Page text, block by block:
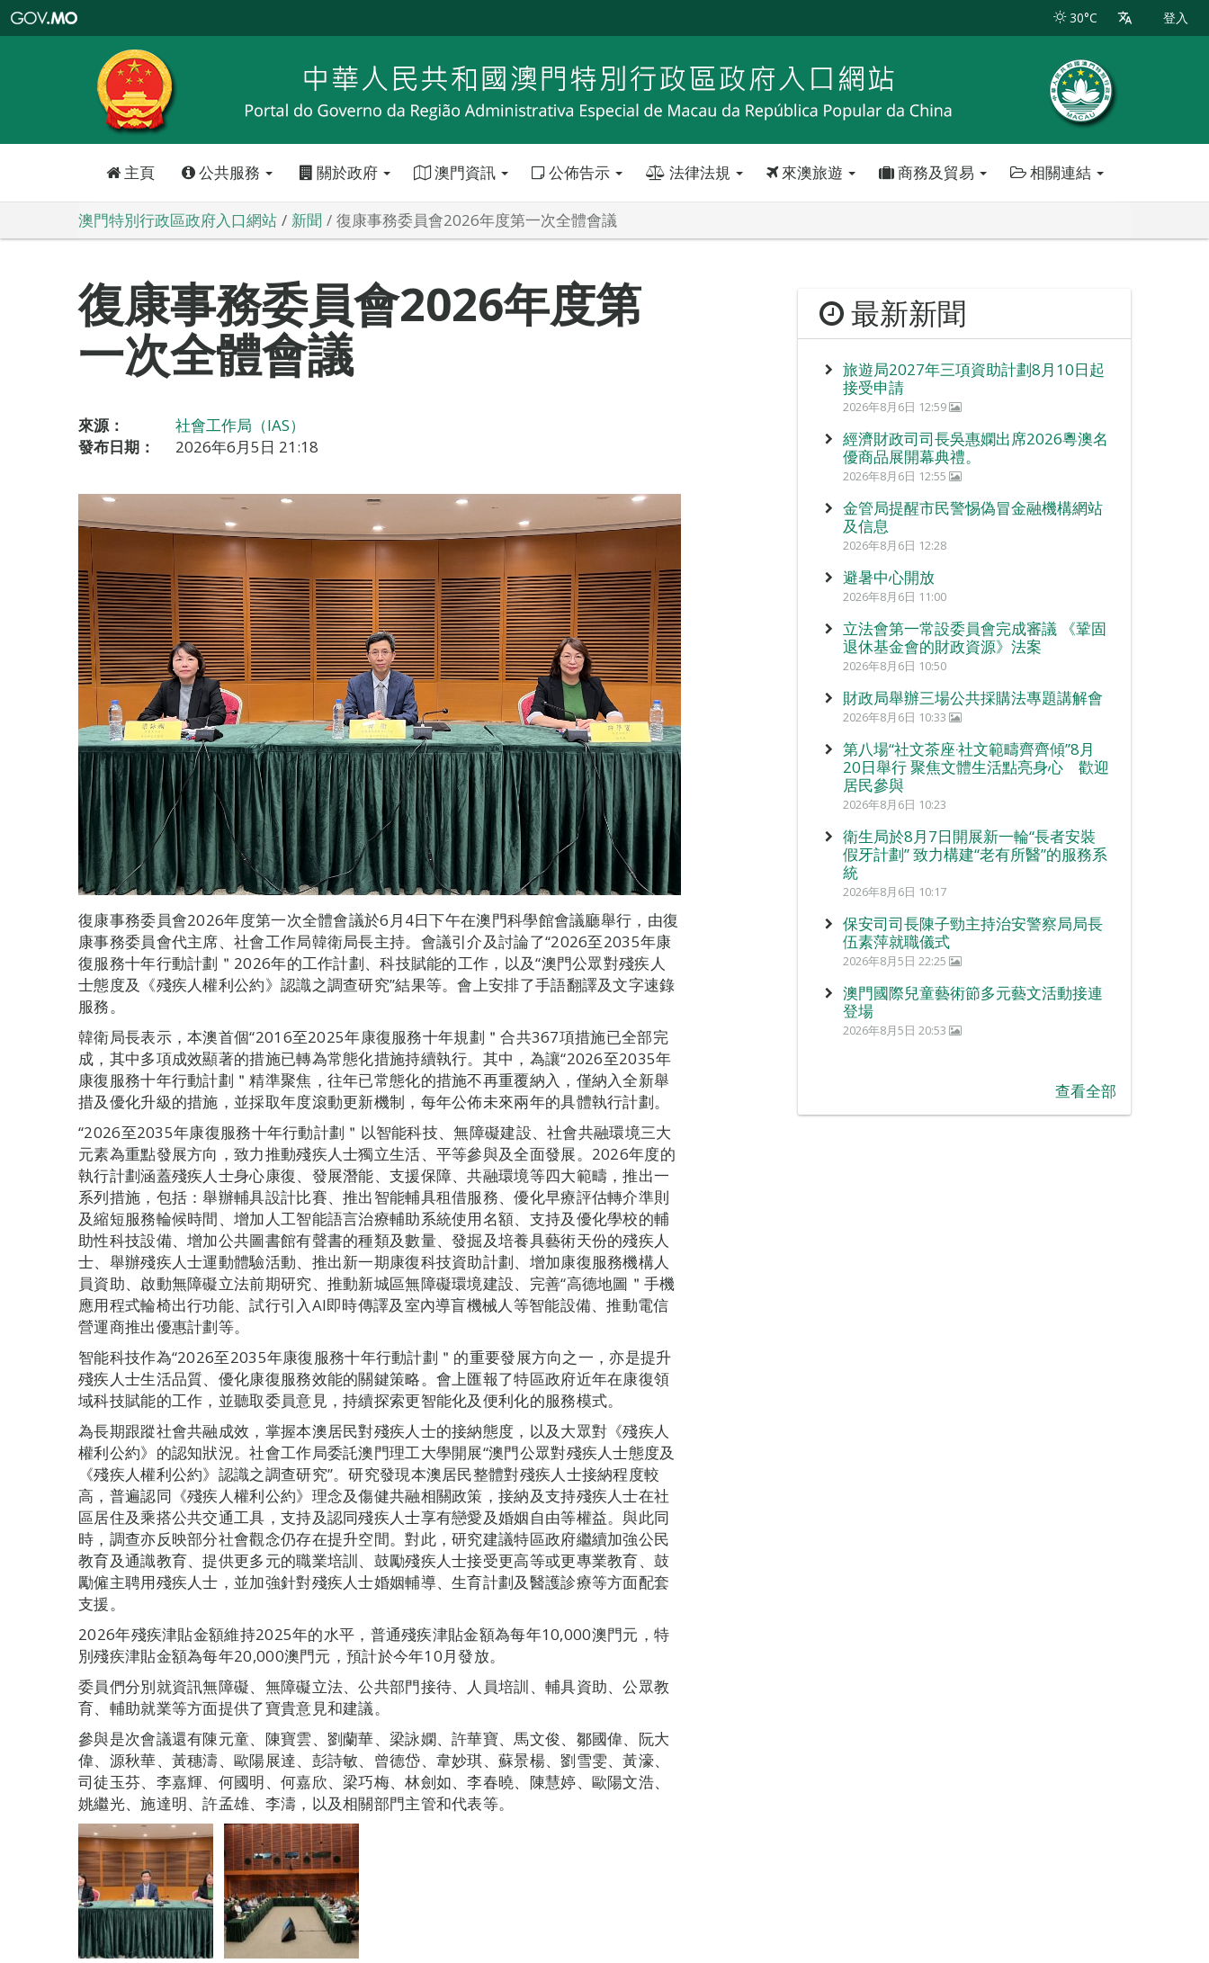
特
政
區
政
口
30°C 登入
主頁 公共服務 關於政府 澳門資訊 公佈告示 法律法規 來澳旅遊 商務及貿易 相關連結
澳門特別行政區政府入口網站 新聞 復康事務委員會2026年度第一次全體會議
復康事務委員會2026年度第
一次全體會議
來源：
社會工作局（IAS）
發布日期：
2026年6月5日 21:18
復康事務委員會2026年度第一次全體會議於6月4日下午在澳門科學館會議廳舉行，由復
康事務委員會代主席、社會工作局韓衛局長主持。會議引介及討論了“2026至2035年康
復服務十年行動計劃＂2026年的工作計劃、科技賦能的工作，以及“澳門公眾對殘疾人
士態度及《殘疾人權利公約》認識之調查研究”結果等。會上安排了手語翻譯及文字速錄
服務。
韓衛局長表示，本澳首個“2016至2025年康復服務十年規劃＂合共367項措施已全部完
成，其中多項成效顯著的措施已轉為常態化措施持續執行。其中，為讓“2026至2035年
康復服務十年行動計劃＂精準聚焦，往年已常態化的措施不再重覆納入，僅納入全新舉
措及優化升級的措施，並採取年度滾動更新機制，每年公佈未來兩年的具體執行計劃。
“2026至2035年康復服務十年行動計劃＂以智能科技、無障礙建設、社會共融環境三大
元素為重點發展方向，致力推動殘疾人士獨立生活、平等參與及全面發展。2026年度的
執行計劃涵蓋殘疾人士身心康復、發展潛能、支援保障、共融環境等四大範疇，推出一
系列措施，包括：舉辦輔具設計比賽、推出智能輔具租借服務、優化早療評估轉介準則
及縮短服務輪候時間、增加人工智能語言治療輔助系統使用名額、支持及優化學校的輔
助性科技設備、增加公共圖書館有聲書的種類及數量、發掘及培養具藝術天份的殘疾人
士、舉辦殘疾人士運動體驗活動、推出新一期康復科技資助計劃、增加康復服務機構人
員資助、啟動無障礙立法前期研究、推動新城區無障礙環境建設、完善“高德地圖＂手機
應用程式輪椅出行功能、試行引入AI即時傳譯及室內導盲機械人等智能設備、推動電信
營運商推出優惠計劃等。
智能科技作為“2026至2035年康復服務十年行動計劃＂的重要發展方向之一，亦是提升
殘疾人士生活品質、優化康復服務效能的關鍵策略。會上匯報了特區政府近年在康復領
域科技賦能的工作，並聽取委員意見，持續探索更智能化及便利化的服務模式。
為長期跟蹤社會共融成效，掌握本澳居民對殘疾人士的接納態度，以及大眾對《殘疾人
權利公約》的認知狀況。社會工作局委託澳門理工大學開展“澳門公眾對殘疾人士態度及
《殘疾人權利公約》認識之調查研究”。研究發現本澳居民整體對殘疾人士接納程度較
高，普遍認同《殘疾人權利公約》理念及傷健共融相關政策，接納及支持殘疾人士在社
區居住及乘搭公共交通工具，支持及認同殘疾人士享有戀愛及婚姻自由等權益。與此同
時，調查亦反映部分社會觀念仍存在提升空間。對此，研究建議特區政府繼續加強公民
教育及通識教育、提供更多元的職業培訓、鼓勵殘疾人士接受更高等或更專業教育、鼓
勵僱主聘用殘疾人士，並加強針對殘疾人士婚姻輔導、生育計劃及醫護診療等方面配套
支援。
2026年殘疾津貼金額維持2025年的水平，普通殘疾津貼金額為每年10,000澳門元，特
別殘疾津貼金額為每年20,000澳門元，預計於今年10月發放。
委員們分別就資訊無障礙、無障礙立法、公共部門接待、人員培訓、輔具資助、公眾教
育、輔助就業等方面提供了寶貴意見和建議。
參與是次會議還有陳元童、陳寶雲、劉蘭華、梁詠嫻、許華寶、馬文俊、鄒國偉、阮大
偉、源秋華、黃穗濤、歐陽展達、彭詩敏、曾德岱、韋妙琪、蘇景楊、劉雪雯、黃濠、
司徒玉芬、李嘉輝、何國明、何嘉欣、梁巧梅、林劍如、李春曉、陳慧婷、歐陽文浩、
姚繼光、施達明、許孟雄、李濤，以及相關部門主管和代表等。
最新新聞
旅遊局2027年三項資助計劃8月10日起
接受申請
2026年8月6日 12:59
經濟財政司司長吳惠嫻出席2026粵澳名
優商品展開幕典禮。
2026年8月6日 12:55
金管局提醒市民警惕偽冒金融機構網站
及信息
2026年8月6日 12:28
避暑中心開放
2026年8月6日 11:00
立法會第一常設委員會完成審議 《鞏固
退休基金會的財政資源》法案
2026年8月6日 10:50
財政局舉辦三場公共採購法專題講解會
2026年8月6日 10:33
第八場“社文茶座‧社文範疇齊齊傾”8月
20日舉行 聚焦文體生活點亮身心 歡迎
居民參與
2026年8月6日 10:23
衛生局於8月7日開展新一輪“長者安裝
假牙計劃” 致力構建“老有所醫”的服務系
統
2026年8月6日 10:17
保安司司長陳子勁主持治安警察局局長
伍素萍就職儀式
2026年8月5日 22:25
澳門國際兒童藝術節多元藝文活動接連
登場
2026年8月5日 20:53
查看全部